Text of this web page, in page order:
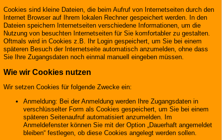
Cookies sind kleine Dateien, die beim Aufruf von Internetseiten durch den
Internet Browser auf Ihrem lokalen Rechner gespeichert werden. In den
Dateien speichern Internetseiten verschiedene Informationen, um die
Nutzung von besuchten Internetseiten für Sie komfortabler zu gestalten.
Oftmals wird in Cookies z.B. Ihr Login gespeichert, um Sie bei einem
späteren Besuch der Internetseite automatisch anzumelden, ohne dass
Sie Ihre Zugangsdaten noch einmal manuell eingeben müssen.
Wie wir Cookies nutzen
Wir setzen Cookies für folgende Zwecke ein:
Anmeldung: Bei der Anmeldung werden Ihre Zugangsdaten in
verschlüsselter Form als Cookies gespeichert, um Sie bei einem
späteren Seitenaufruf automatisiert anzumelden. Im
Anmeldefenster können Sie mit der Option „Dauerhaft angemeldet
bleiben“ festlegen, ob diese Cookies angelegt werden sollen.